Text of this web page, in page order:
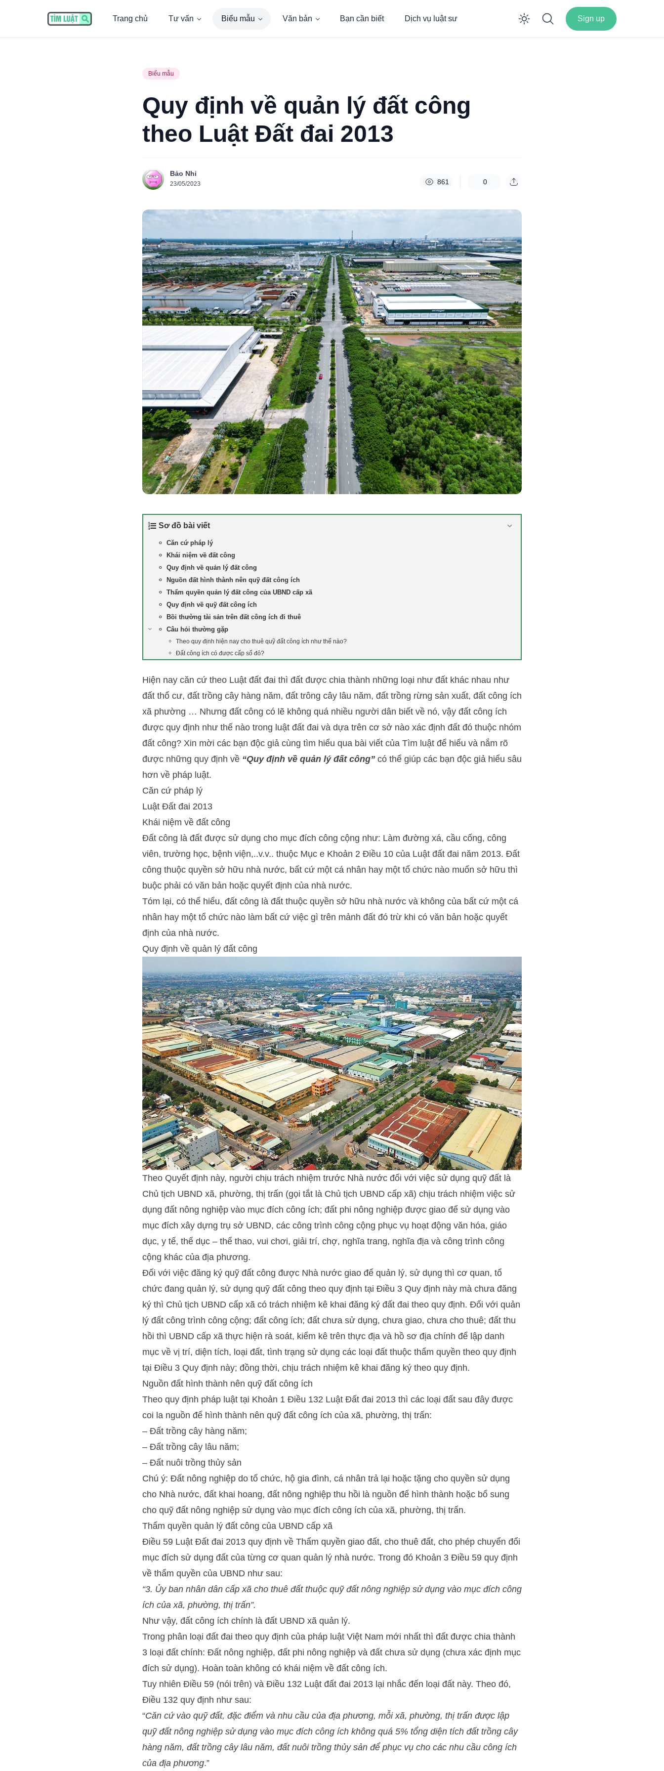
Trang chủ Tư vấn Biểu mẫu Văn bản Bạn cần biết Dịch vụ luật sư Enable dark mode
Sign up
Biểu mẫu
Quy định về quản lý đất công
theo Luật Đất đai 2013
Bảo Nhi
23/05/2023 861 0
Sơ đồ bài viết
Căn cứ pháp lý
Khái niệm về đất công
Quy định về quản lý đất công
Nguồn đất hình thành nên quỹ đất công ích
Thẩm quyền quản lý đất công của UBND cấp xã
Quy định về quỹ đất công ích
Bồi thường tài sản trên đất công ích đi thuê
Câu hỏi thường gặp
Theo quy định hiện nay cho thuê quỹ đất công ích như thế nào?
Đất công ích có được cấp sổ đỏ?
Hiện nay căn cứ theo Luật đất đai thì đất được chia thành những loại như đất khác nhau như
đất thổ cư, đất trồng cây hàng năm, đất trông cây lâu năm, đất trồng rừng sản xuất, đất công ích
xã phường … Nhưng đất công có lẽ không quá nhiều người dân biết về nó, vậy đất công ích
được quy định như thế nào trong luật đất đai và dựa trên cơ sở nào xác định đất đó thuộc nhóm
đất công? Xin mời các bạn độc giả cùng tìm hiểu qua bài viết của Tìm luật để hiểu và nắm rõ
được những quy định về “Quy định về quản lý đất công” có thể giúp các bạn độc giả hiểu sâu
hơn về pháp luật.
Căn cứ pháp lý
Luật Đất đai 2013
Khái niệm về đất công
Đất công là đất được sử dụng cho mục đích công cộng như: Làm đường xá, cầu cống, công
viên, trường học, bệnh viện,..v.v.. thuộc Mục e Khoản 2 Điều 10 của Luật đất đai năm 2013. Đất
công thuộc quyền sở hữu nhà nước, bất cứ một cá nhân hay một tổ chức nào muốn sở hữu thì
buộc phải có văn bản hoặc quyết định của nhà nước.
Tóm lại, có thể hiểu, đất công là đất thuộc quyền sở hữu nhà nước và không của bất cứ một cá
nhân hay một tổ chức nào làm bất cứ việc gì trên mảnh đất đó trừ khi có văn bản hoặc quyết
định của nhà nước.
Quy định về quản lý đất công
Theo Quyết định này, người chịu trách nhiệm trước Nhà nước đối với việc sử dụng quỹ đất là
Chủ tịch UBND xã, phường, thị trấn (gọi tắt là Chủ tịch UBND cấp xã) chịu trách nhiệm việc sử
dụng đất nông nghiệp vào mục đích công ích; đất phi nông nghiệp được giao để sử dụng vào
mục đích xây dựng trụ sở UBND, các công trình công cộng phục vụ hoạt động văn hóa, giáo
dục, y tế, thể dục – thể thao, vui chơi, giải trí, chợ, nghĩa trang, nghĩa địa và công trình công
cộng khác của địa phương.
Đối với việc đăng ký quỹ đất công được Nhà nước giao để quản lý, sử dụng thì cơ quan, tổ
chức đang quản lý, sử dụng quỹ đất công theo quy định tại Điều 3 Quy định này mà chưa đăng
ký thì Chủ tịch UBND cấp xã có trách nhiệm kê khai đăng ký đất đai theo quy định. Đối với quản
lý đất công trình công cộng; đất công ích; đất chưa sử dụng, chưa giao, chưa cho thuê; đất thu
hồi thì UBND cấp xã thực hiện rà soát, kiểm kê trên thực địa và hồ sơ địa chính để lập danh
mục về vị trí, diện tích, loại đất, tình trạng sử dụng các loại đất thuộc thẩm quyền theo quy định
tại Điều 3 Quy định này; đồng thời, chịu trách nhiệm kê khai đăng ký theo quy định.
Nguồn đất hình thành nên quỹ đất công ích
Theo quy định pháp luật tại Khoản 1 Điều 132 Luật Đất đai 2013 thì các loại đất sau đây được
coi la nguồn để hình thành nên quỹ đất công ích của xã, phường, thị trấn:
– Đất trồng cây hàng năm;
– Đất trồng cây lâu năm;
– Đất nuôi trồng thủy sản
Chú ý: Đất nông nghiệp do tổ chức, hộ gia đình, cá nhân trả lại hoặc tặng cho quyền sử dụng
cho Nhà nước, đất khai hoang, đất nông nghiệp thu hồi là nguồn để hình thành hoặc bổ sung
cho quỹ đất nông nghiệp sử dụng vào mục đích công ích của xã, phường, thị trấn.
Thẩm quyền quản lý đất công của UBND cấp xã
Điều 59 Luật Đất đai 2013 quy định về Thẩm quyền giao đất, cho thuê đất, cho phép chuyển đổi
mục đích sử dụng đất của từng cơ quan quản lý nhà nước. Trong đó Khoản 3 Điều 59 quy định
về thẩm quyền của UBND như sau:
“3. Ủy ban nhân dân cấp xã cho thuê đất thuộc quỹ đất nông nghiệp sử dụng vào mục đích công
ích của xã, phường, thị trấn”.
Như vậy, đất công ích chính là đất UBND xã quản lý.
Trong phân loại đất đai theo quy định của pháp luật Việt Nam mới nhất thì đất được chia thành
3 loại đất chính: Đất nông nghiệp, đất phi nông nghiệp và đất chưa sử dụng (chưa xác định mục
đích sử dụng). Hoàn toàn không có khái niệm về đất công ích.
Tuy nhiên Điều 59 (nói trên) và Điều 132 Luật đất đai 2013 lại nhắc đến loại đất này. Theo đó,
Điều 132 quy định như sau:
“Căn cứ vào quỹ đất, đặc điểm và nhu cầu của địa phương, mỗi xã, phường, thị trấn được lập
quỹ đất nông nghiệp sử dụng vào mục đích công ích không quá 5% tổng diện tích đất trồng cây
hàng năm, đất trồng cây lâu năm, đất nuôi trồng thủy sản để phục vụ cho các nhu cầu công ích
của địa phương.”